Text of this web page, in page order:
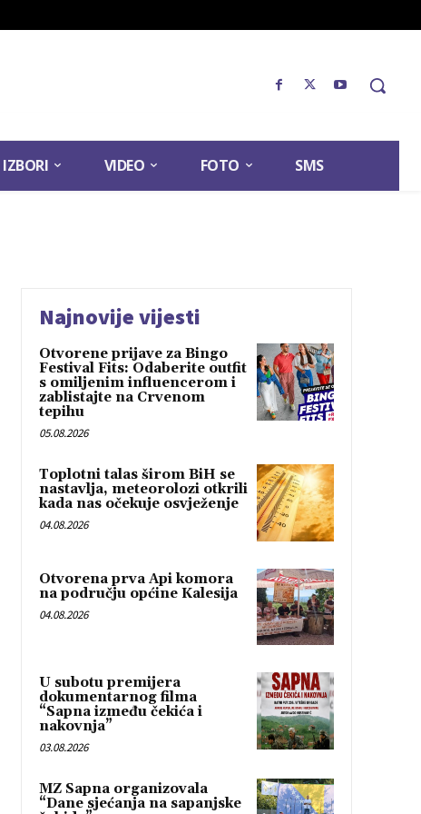
IZBORI VIDEO FOTO SMS
Najnovije vijesti
Otvorene prijave za Bingo
Festival Fits: Odaberite outfit
s omiljenim influencerom i
zablistajte na Crvenom
tepihu
05.08.2026
Toplotni talas širom BiH se
nastavlja, meteorolozi otkrili
kada nas očekuje osvježenje
04.08.2026
Otvorena prva Api komora
na području općine Kalesija
04.08.2026
U subotu premijera
dokumentarnog filma
“Sapna između čekića i
nakovnja”
03.08.2026
MZ Sapna organizovala
“Dane sjećanja na sapanjske